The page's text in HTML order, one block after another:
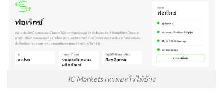
IC Markets เทรดอะไรได้บ้าง